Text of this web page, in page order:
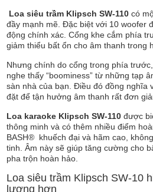
Loa siêu trầm Klipsch SW-110 có
đầy mạnh mẽ. Đặc biệt với 10 woofer
động chính xác. Cổng khe cắm phía
giảm thiểu bất ổn cho âm thanh trong
Nhưng chính do cổng trong phía
nghe thấy “boominess” từ những tạp
sàn nhà của bạn. Điều đó đồng nghĩa
đặt để tận hưởng âm thanh rất đơn
Loa karaoke Klipsch SW-110 được
thông minh và có thêm nhiều điểm
BASH® khuếch đại và hãm cao,
tinh. Âm này sẽ giúp tăng cường cho
pha trộn hoàn hảo.
Loa siêu trầm Klipsch SW-10
lượng hơn